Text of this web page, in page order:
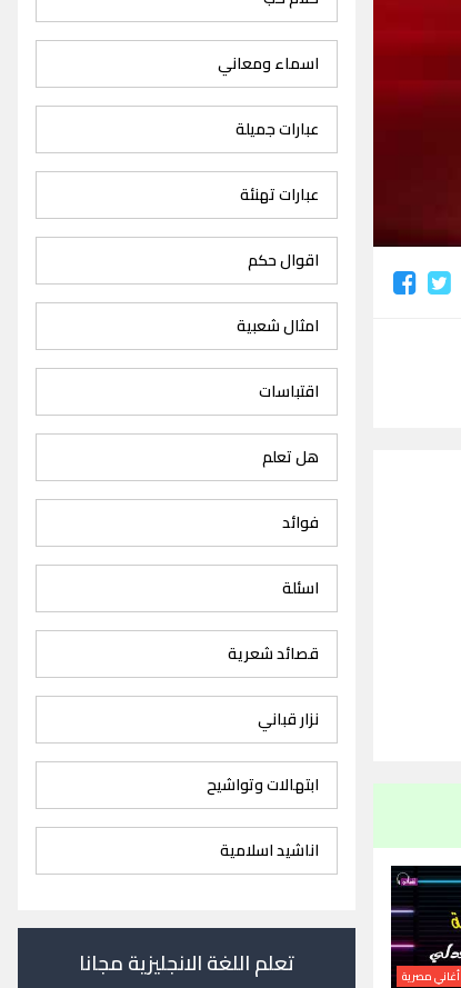
أغاني مصرية
اسماء ومعاني
عبارات جميلة
عبارات تهنئة
اقوال حكم
امثال شعبية
اقتباسات
هل تعلم
فوائد
اسئلة
قصائد شعرية
نزار قباني
ابتهالات وتواشيح
اناشيد اسلامية
تعلم اللغة الانجليزية مجانا